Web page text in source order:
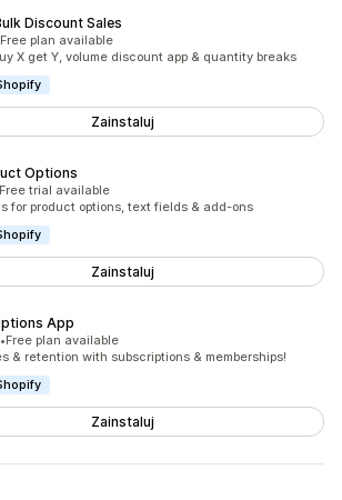
Discount Sales
recenzji: 1182
Free plan available
X get Y, volume discount app & quantity breaks
Zainstaluj
Options
recenzji: 2417
Free trial available
for product options, text fields & add-ons
Zainstaluj
App
recenzji: 2934
•Free plan available
& retention with subscriptions & memberships!
Zainstaluj